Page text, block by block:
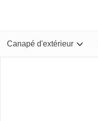
Canapé d'extérieur